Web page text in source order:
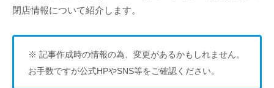
閉店情報について紹介します。
※ 記事作成時の情報の為、変更があるかもしれません。
お手数ですが公式HPやSNS等をご確認ください。